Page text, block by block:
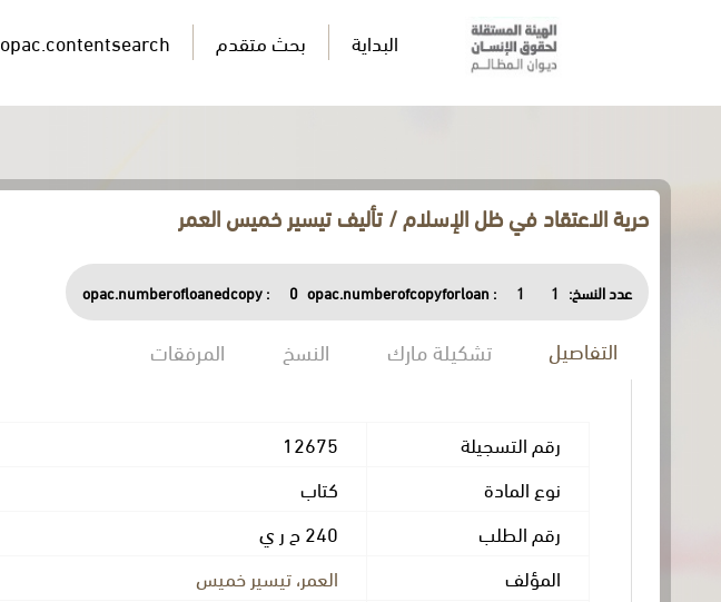
البداية بحث متقدم opac.contentsearch
حرية الاعتقاد في ظل الإسلام / تأليف تيسير خميس العمر
عدد النسخ: 1
opac.numberofloanedcopy : 0 opac.numberofcopyforloan : 1
التفاصيل تشكيلة مارك النسخ المرفقات
رقم التسجيلة
12675
نوع المادة
كتاب
رقم الطلب
240 ح ر ي
المؤلف
العمر، تيسير خميس